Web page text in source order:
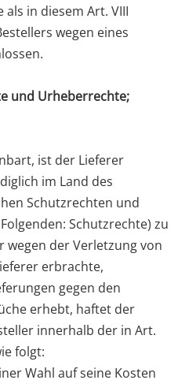
in diesem Art. VIII
wegen eines
und Urheberrechte;
ist der Lieferer
im Land des
Schutzrechten und
Schutzrechte) zu
der Verletzung von
erbrachte,
gegen den
erhebt, haftet der
innerhalb der in Art.
folgt:
Wahl auf seine Kosten